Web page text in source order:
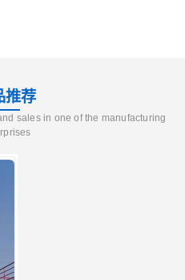
推荐
sales in one of the manufacturing